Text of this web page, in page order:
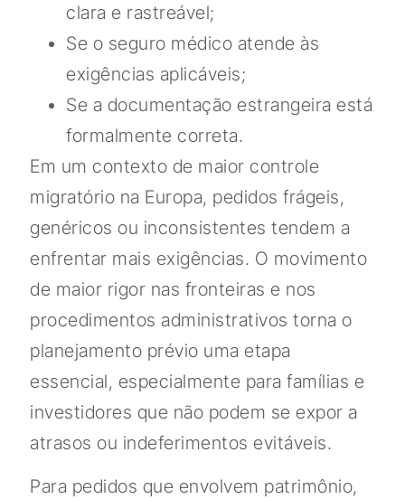
clara e rastreável;
Se o seguro médico atende às
exigências aplicáveis;
Se a documentação estrangeira está
formalmente correta.
Em um contexto de maior controle
migratório na Europa, pedidos frágeis,
genéricos ou inconsistentes tendem a
enfrentar mais exigências. O movimento
de maior rigor nas fronteiras e nos
procedimentos administrativos torna o
planejamento prévio uma etapa
essencial, especialmente para famílias e
investidores que não podem se expor a
atrasos ou indeferimentos evitáveis.
Para pedidos que envolvem patrimônio,